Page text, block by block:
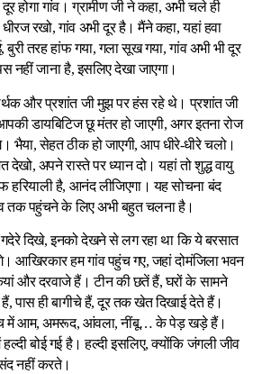
होगा गांव। ग्रामीण जी ने कहा, अभी चले ही
रखो, गांव अभी दूर है। मैंने कहा, यहां हवा
बुरी तरह हांफ गया, गला सूख गया, गांव अभी भी दूर
नहीं जाना है, इसलिए देखा जाएगा।
और प्रशांत जी मुझ पर हंस रहे थे। प्रशांत जी
डायबिटिज छू मंतर हो जाएगी, अगर इतना रोज
भैया, सेहत ठीक हो जाएगी, आप धीरे-धीरे चलो।
देखो, अपने रास्ते पर ध्यान दो। यहां तो शुद्ध वायु
हरियाली है, आनंद लीजिएगा। यह सोचना बंद
तक पहुंचने के लिए अभी बहुत चलना है।
गदेरे दिखे, इनको देखने से लग रहा था कि ये बरसात
आखिरकार हम गांव पहुंच गए, जहां दोमंजिला भवन
और दरवाजे हैं। टीन की छतें हैं, घरों के सामने
पास ही बागीचे हैं, दूर तक खेत दिखाई देते हैं।
में आम, अमरूद, आंवला, नींबू… के पेड़ खड़े हैं।
बोई गई है। हल्दी इसलिए, क्योंकि जंगली जीव
नहीं करते।